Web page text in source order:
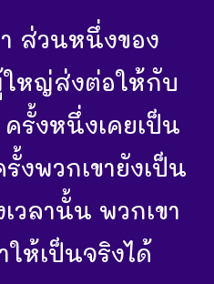
ส่วนหนึ่งของ
ใหญ่ส่งต่อให้กับ
รั้งหนึ่งเคยเป็น
งพวกเขายังเป็น
วลานั้น พวกเขา
ให้เป็นจริงได้